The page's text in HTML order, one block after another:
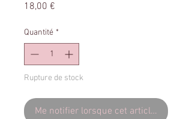
18,00 €
Quantité *
Rupture de stock
Me notifier lorsque cet article est